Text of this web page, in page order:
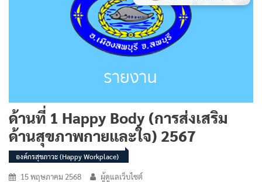
ด้านที่ 1 Happy Body (การส่งเสริม
ด้านสุขภาพกายและใจ) 2567
องค์กรสุขภาวะ (Happy Workplace)
15 พฤษภาคม 2568 ผู้ดูแลเว็บไซต์